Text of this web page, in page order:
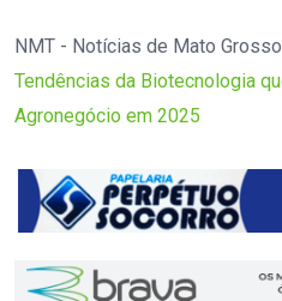
NMT - Notícias de Mato Grosso
Tendências da Biotecnologia
Agronegócio em 2025